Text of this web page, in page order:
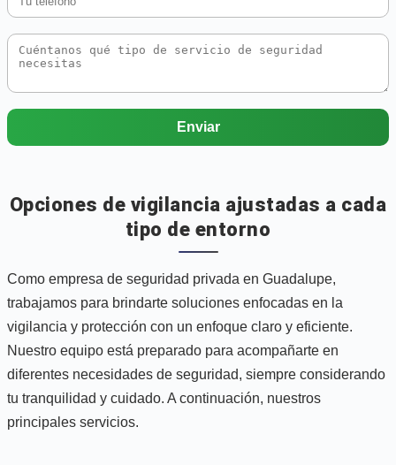
Enviar
Opciones de vigilancia ajustadas a cada
tipo de entorno
Como empresa de seguridad privada en Guadalupe,
trabajamos para brindarte soluciones enfocadas en la
vigilancia y protección con un enfoque claro y eficiente.
Nuestro equipo está preparado para acompañarte en
diferentes necesidades de seguridad, siempre considerando
tu tranquilidad y cuidado. A continuación, nuestros
principales servicios.